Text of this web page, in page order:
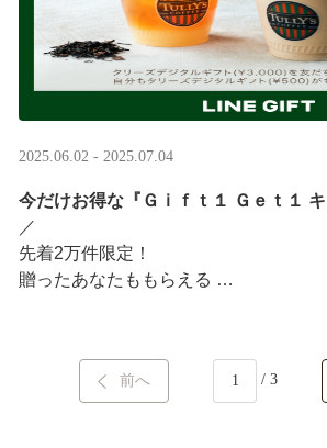
2025.06.02 - 2025.07.04
今だけお得な『Ｇｉｆｔ１ Ｇｅｔ１
／ ​
先着2万件限定！​
贈ったあなたももらえる ​
LINEギフト限定！タリーズデジタルギ
ると、自分も500円分のギフトチケッ
前へ / 3